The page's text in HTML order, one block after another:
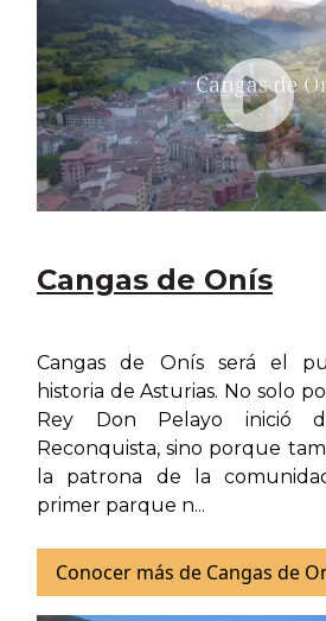
Cangas de Onís
Cangas de Onís será el
historia de Asturias. No solo
Rey Don Pelayo inició
Reconquista, sino porque
la patrona de la
primer parque n...
Conocer más de Cangas de